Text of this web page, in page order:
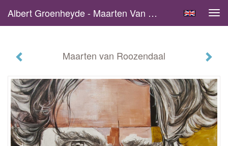
Albert Groenheyde - Maarten Van Roozendaal
Maarten van Roozendaal